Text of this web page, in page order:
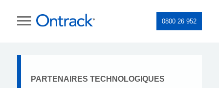
0800 26 952
PARTENAIRES TECHNOLOGIQUES